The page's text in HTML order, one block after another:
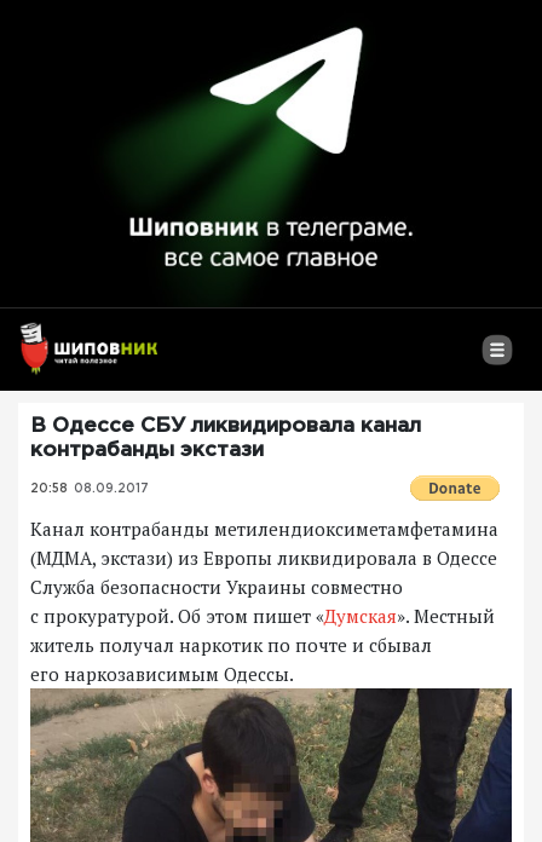
В Одессе СБУ ликвидировала канал
контрабанды экстази
20:58 08.09.2017
Канал контрабанды метилендиоксиметамфетамина
(МДМА, экстази) из Европы ликвидировала в Одессе
Служба безопасности Украины совместно
с прокуратурой. Об этом пишет «Думская». Местный
житель получал наркотик по почте и сбывал
его наркозависимым Одессы.